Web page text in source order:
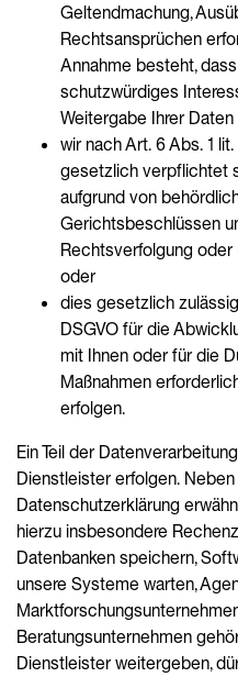
Geltendmachung,
Rechtsansprüchen
Annahme besteht,
schutzwürdiges
Weitergabe Ihrer Daten
wir nach Art. 6 Abs. 1
gesetzlich verpflichtet
aufgrund von
Gerichtsbeschlüssen
Rechtsverfolgung
oder
dies gesetzlich
DSGVO für die
mit Ihnen oder für die
Maßnahmen
erfolgen.
Ein Teil der
Dienstleister erfolgen.
Datenschutzerklärung
hierzu insbesondere
Datenbanken speichern,
unsere Systeme warten,
Beratungsunternehmen
Dienstleister weitergeben,